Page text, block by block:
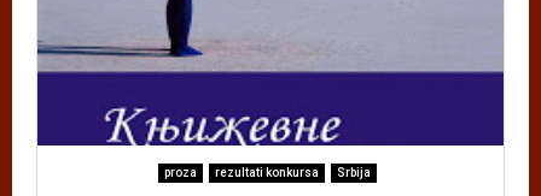
proza rezultati konkursa Srbija